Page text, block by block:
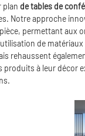
plan de tables de
Notre approche
permettant
de
rehaussent
à leur décor